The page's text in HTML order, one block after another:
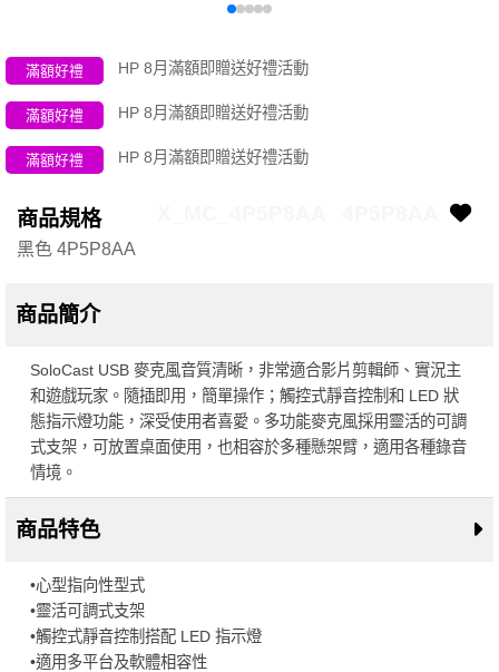
滿額好禮 HP 8月滿額即贈送好禮活動
滿額好禮 HP 8月滿額即贈送好禮活動
滿額好禮 HP 8月滿額即贈送好禮活動
商品規格
黑色 4P5P8AA
商品簡介
SoloCast USB 麥克風音質清晰，非常適合影片剪輯師、實況主
和遊戲玩家。隨插即用，簡單操作；觸控式靜音控制和 LED 狀
態指示燈功能，深受使用者喜愛。多功能麥克風採用靈活的可調
式支架，可放置桌面使用，也相容於多種懸架臂，適用各種錄音
情境。
商品特色
•心型指向性型式
•靈活可調式支架
•觸控式靜音控制搭配 LED 指示燈
•適用多平台及軟體相容性